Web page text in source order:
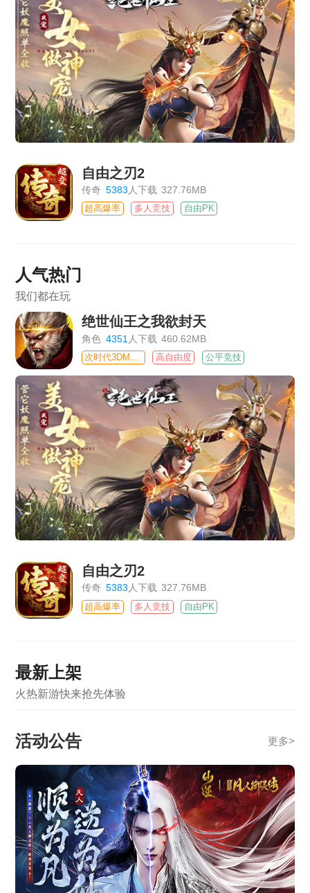
自由之刃2
传奇 5383 人下载 327.76MB
超高爆率 多人竞技 自由PK
人气热门
我们都在玩
绝世仙王之我欲封天
角色 4351 人下载 460.62MB
高自由度 公平竞技
自由之刃2
传奇 5383人下载 327.76MB
超高爆率 多人竞技 自由PK
最新上架
火热新游快来抢先体验
活动公告 更多>